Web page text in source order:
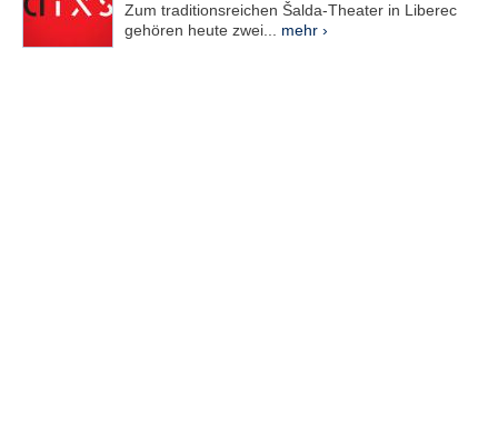
Zum traditionsreichen Šalda-Theater in Liberec
gehören heute zwei... mehr ›